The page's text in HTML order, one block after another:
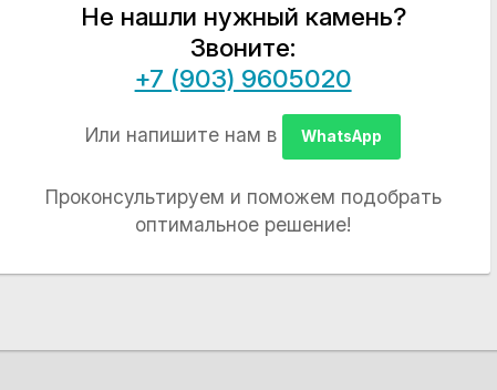
Не нашли нужный камень?
Звоните:
+7 (903) 9605020
Или напишите нам в WhatsApp
Проконсультируем и поможем подобрать
оптимальное решение!